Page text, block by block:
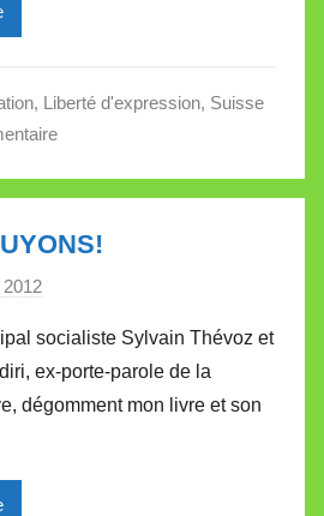
i
l
l
V
l
e
, Liberté d'expression, Suisse
r
M
i
socialiste Sylvain Thévoz et
ex-porte-parole de la
dégomment mon livre et son